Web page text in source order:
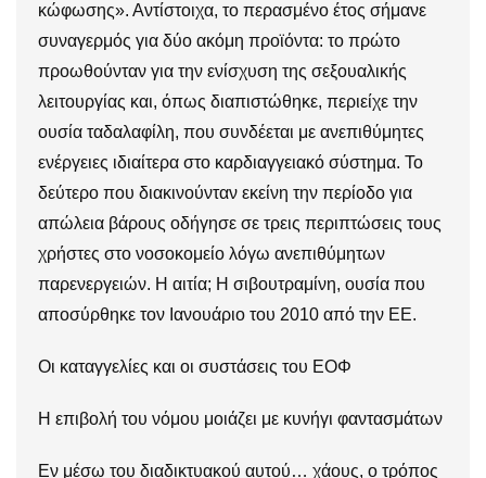
κώφωσης». Αντίστοιχα, το περασμένο έτος σήμανε
συναγερμός για δύο ακόμη προϊόντα: το πρώτο
προωθούνταν για την ενίσχυση της σεξουαλικής
λειτουργίας και, όπως διαπιστώθηκε, περιείχε την
ουσία ταδαλαφίλη, που συνδέεται με ανεπιθύμητες
ενέργειες ιδιαίτερα στο καρδιαγγειακό σύστημα. Το
δεύτερο που διακινούνταν εκείνη την περίοδο για
απώλεια βάρους οδήγησε σε τρεις περιπτώσεις τους
χρήστες στο νοσοκομείο λόγω ανεπιθύμητων
παρενεργειών. Η αιτία; Η σιβουτραμίνη, ουσία που
αποσύρθηκε τον Ιανουάριο του 2010 από την ΕΕ.
Οι καταγγελίες και οι συστάσεις του ΕΟΦ
Η επιβολή του νόμου μοιάζει με κυνήγι φαντασμάτων
Εν μέσω του διαδικτυακού αυτού… χάους, ο τρόπος